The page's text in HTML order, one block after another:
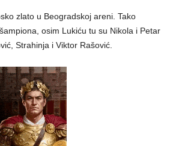
zlato u Beogradskoj areni. Tako
osim Lukiću tu su Nikola i Petar
Strahinja i Viktor Rašović.